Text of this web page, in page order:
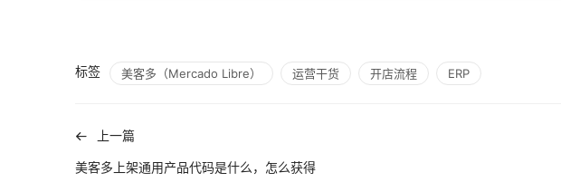
标签 美客多（Mercado Libre） 运营干货 开店流程 ERP
上一篇
美客多上架通用产品代码是什么，怎么获得